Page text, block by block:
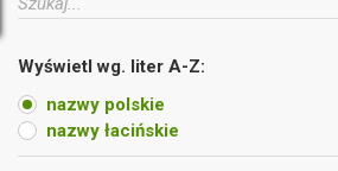
Wyświetl wg. liter A-Z:
nazwy polskie
nazwy łacińskie